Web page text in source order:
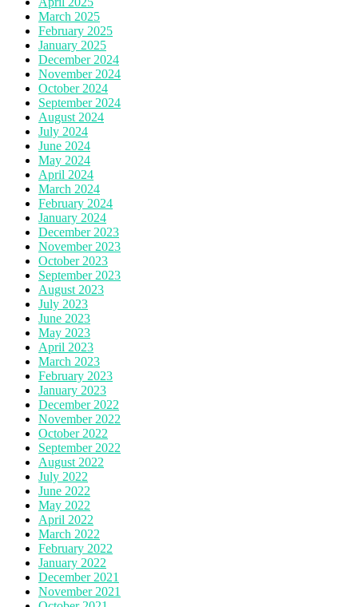
March 2025
February 2025
January 2025
December 2024
November 2024
October 2024
September 2024
August 2024
July 2024
June 2024
May 2024
April 2024
March 2024
February 2024
January 2024
December 2023
November 2023
October 2023
September 2023
August 2023
July 2023
June 2023
May 2023
April 2023
March 2023
February 2023
January 2023
December 2022
November 2022
October 2022
September 2022
August 2022
July 2022
June 2022
May 2022
April 2022
March 2022
February 2022
January 2022
December 2021
November 2021